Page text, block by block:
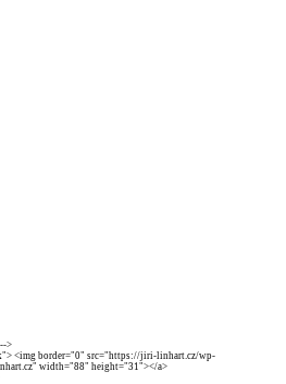
>
<img border="0" src="https://jiri-linhart.cz/wp-
width="88" height="31"></a>